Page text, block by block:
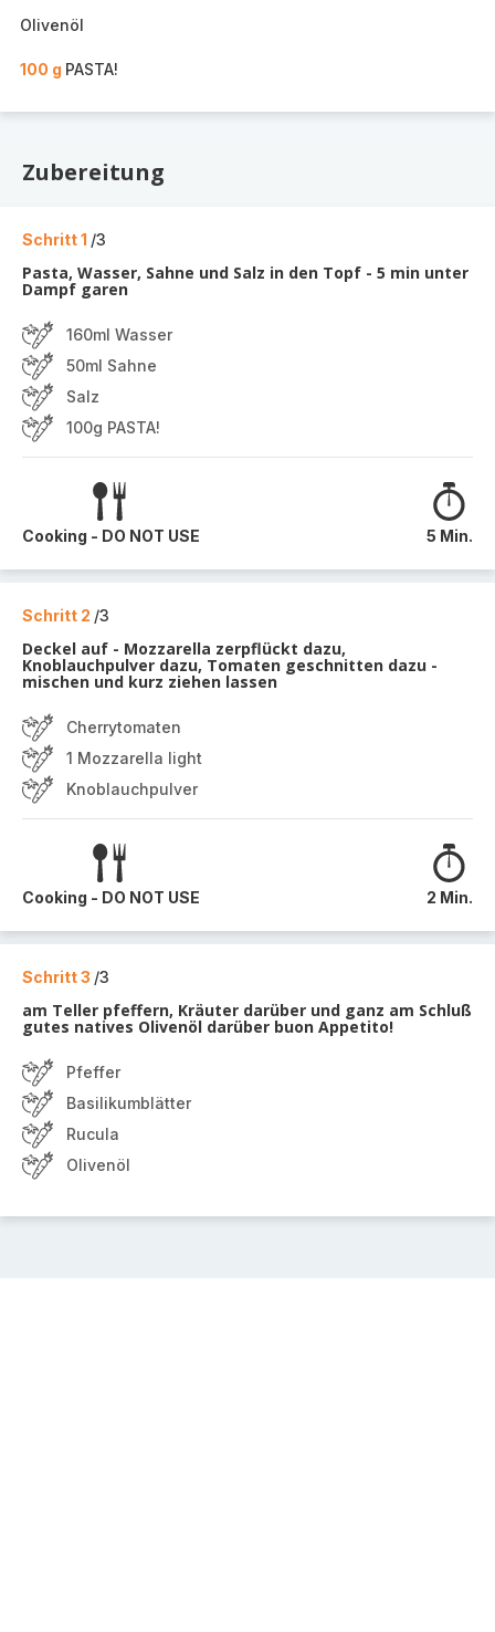
Olivenöl
100 g PASTA!
Zubereitung
Schritt 1 /3
Pasta, Wasser, Sahne und Salz in den Topf - 5 min unter
Dampf garen
160ml Wasser
50ml Sahne
Salz
100g PASTA!
Cooking - DO NOT USE 5 Min.
Schritt 2 /3
Deckel auf - Mozzarella zerpflückt dazu,
Knoblauchpulver dazu, Tomaten geschnitten dazu -
mischen und kurz ziehen lassen
Cherrytomaten
1 Mozzarella light
Knoblauchpulver
Cooking - DO NOT USE 2 Min.
Schritt 3 /3
am Teller pfeffern, Kräuter darüber und ganz am Schluß
gutes natives Olivenöl darüber buon Appetito!
Pfeffer
Basilikumblätter
Rucula
Olivenöl